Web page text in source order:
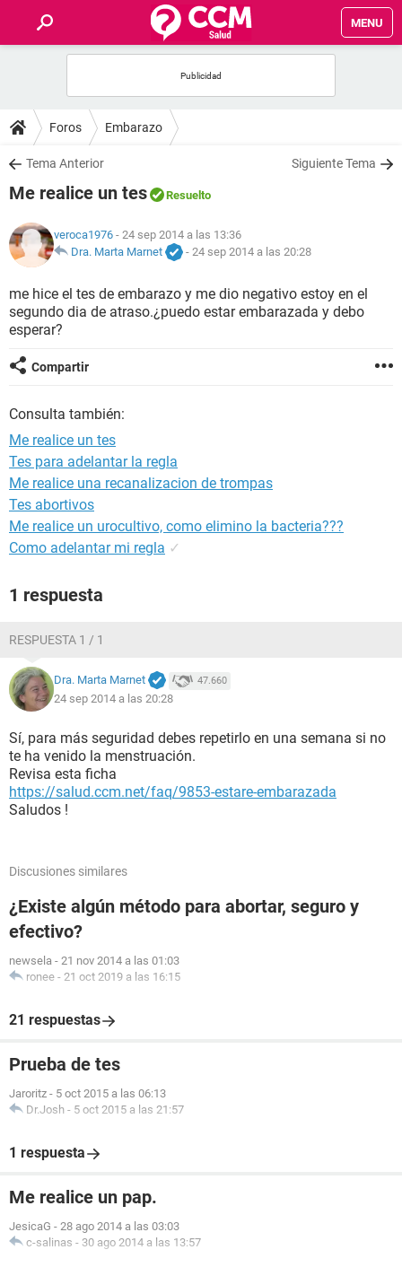
MENU
FOROS
SALUD
NUTRICIÓN
BIENESTAR
Foros Embarazo
Tema Anterior Siguiente Tema
Me realice un tes Resuelto
veroca1976 - 24 sep 2014 a las 13:36
Dra. Marta Marnet
- 24 sep 2014 a las 20:28
me hice el tes de embarazo y me dio negativo estoy en el
segundo dia de atraso.¿puedo estar embarazada y debo
esperar?
Compartir
Consulta también:
Me realice un tes
Tes para adelantar la regla
Me realice una recanalizacion de trompas
Tes abortivos
Me realice un urocultivo, como elimino la bacteria???
Como adelantar mi regla ✓
1 respuesta
RESPUESTA 1 / 1
Dra. Marta Marnet 47.660
24 sep 2014 a las 20:28
Sí, para más seguridad debes repetirlo en una semana si no
te ha venido la menstruación.
Revisa esta ficha
https://salud.ccm.net/faq/9853-estare-embarazada
Saludos !
Discusiones similares
¿Existe algún método para abortar, seguro y
efectivo?
newsela - 21 nov 2014 a las 01:03
ronee - 21 oct 2019 a las 16:15
21 respuestas
Prueba de tes
Jaroritz - 5 oct 2015 a las 06:13
Dr.Josh - 5 oct 2015 a las 21:57
1 respuesta
Me realice un pap.
JesicaG - 28 ago 2014 a las 03:03
c-salinas - 30 ago 2014 a las 13:57